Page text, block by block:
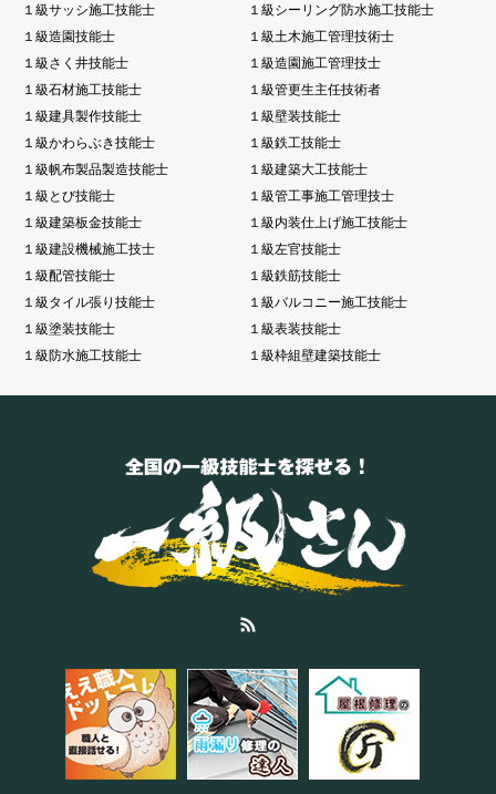
１級サッシ施工技能士
１級シーリング防水施工技能士
１級造園技能士
１級土木施工管理技術士
１級さく井技能士
１級造園施工管理技士
１級石材施工技能士
１級管更生主任技術者
１級建具製作技能士
１級壁装技能士
１級かわらぶき技能士
１級鉄工技能士
１級帆布製品製造技能士
１級建築大工技能士
１級とび技能士
１級管工事施工管理技士
１級建築板金技能士
１級内装仕上げ施工技能士
１級建設機械施工技士
１級左官技能士
１級配管技能士
１級鉄筋技能士
１級タイル張り技能士
１級バルコニー施工技能士
１級塗装技能士
１級表装技能士
１級防水施工技能士
１級枠組壁建築技能士